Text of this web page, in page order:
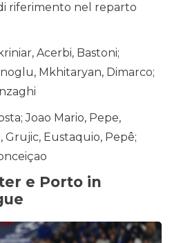
riferimento nel reparto
Acerbi, Bastoni;
Mkhitaryan, Dimarco;
Joao Mario, Pepe,
Grujic, Eustaquio, Pepê;
e Porto in